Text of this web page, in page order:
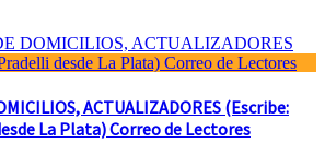
ACTUALIZADORES (Escribe:
La Plata) Correo de Lectores